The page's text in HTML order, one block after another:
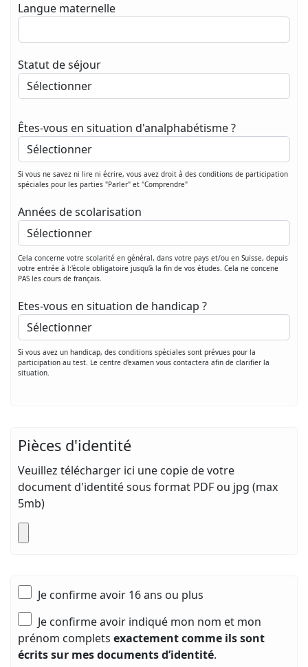
Langue maternelle
Statut de séjour
Êtes-vous en situation d'analphabétisme ?
Si vous ne savez ni lire ni écrire, vous avez droit à des conditions de participation
spéciales pour les parties "Parler" et "Comprendre"
Années de scolarisation
Cela concerne votre scolarité en général, dans votre pays et/ou en Suisse, depuis
votre entrée à l:'école obligatoire jusqu'à la fin de vos études. Cela ne concene
PAS les cours de français.
Etes-vous en situation de handicap ?
Si vous avez un handicap, des conditions spéciales sont prévues pour la
participation au test. Le centre d'examen vous contactera afin de clarifier la
situation.
Pièces d'identité
Veuillez télécharger ici une copie de votre
document d'identité sous format PDF ou jpg (max
5mb)
Je confirme avoir 16 ans ou plus
Je confirme avoir indiqué mon nom et mon
prénom complets exactement comme ils sont
écrits sur mes documents d’identité.